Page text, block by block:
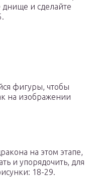
и сделайте
фигуры, чтобы
на изображении
на этом этапе,
и упорядочить, для
18-29.